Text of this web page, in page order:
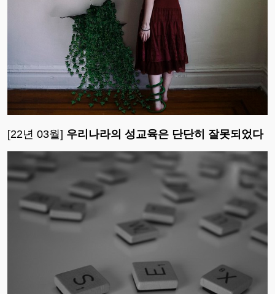
[22년 03월] 우리나라의 성교육은 단단히 잘못되었다